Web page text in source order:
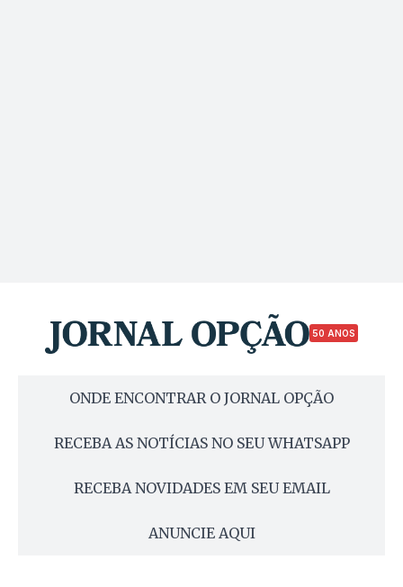
50 ANOS
ONDE ENCONTRAR O JORNAL OPÇÃO
RECEBA AS NOTÍCIAS NO SEU WHATSAPP
RECEBA NOVIDADES EM SEU EMAIL
ANUNCIE AQUI